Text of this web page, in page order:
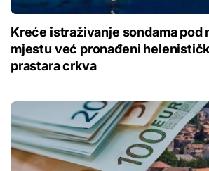
Kreće istraživanje sondama pod
mjestu već pronađeni
prastara crkva